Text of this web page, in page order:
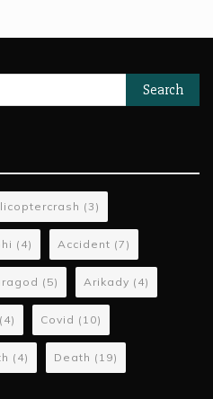
(3)
(4) Accident (7)
(5) Arikady (4)
(4) Covid (10)
(4) Death (19)